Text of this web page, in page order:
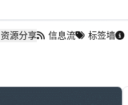
资源分享 信息流 标签墙